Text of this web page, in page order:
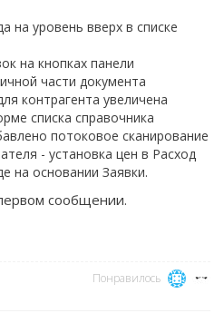
на уровень вверх в списке
на кнопках панели
части документа
контрагента увеличена
списка справочника
потоковое сканирование
- установка цен в Расход
на основании Заявки.
сообщении.
Понравилось